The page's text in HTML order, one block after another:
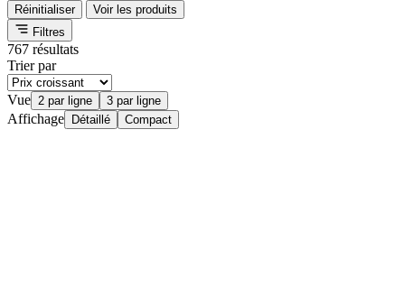
Réinitialiser
Voir les produits
Filtres
767 résultats
Trier par
Vue 2 par ligne 3 par ligne
Affichage Détaillé Compact